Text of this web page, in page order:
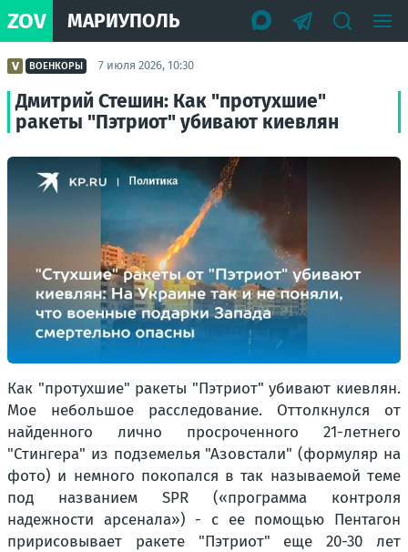
ZOV МАРИУПОЛЬ
ВОЕНКОРЫ 7 июля 2026, 10:30
Дмитрий Стешин: Как "протухшие"
ракеты "Пэтриот" убивают киевлян
Как "протухшие" ракеты "Пэтриот" убивают киевлян.
Мое небольшое расследование. Оттолкнулся от
найденного лично просроченного 21-летнего
"Стингера" из подземелья "Азовстали" (формуляр на
фото) и немного покопался в так называемой теме
под названием SPR («программа контроля
надежности арсенала») - с ее помощью Пентагон
пририсовывает ракете "Пэтриот" еще 20-30 лет